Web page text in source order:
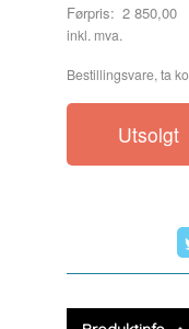
Førpris: 2 850,00
Rabatt
inkl. mva.
Bestillingsvare, ta
Utsolgt